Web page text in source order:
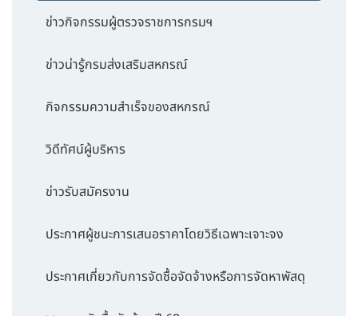
ข่าวกิจกรรมผู้ตรวจราชการกรมฯ
ข่าวน่ารู้กรมส่งเสริมสหกรณ์
กิจกรรมความสำเร็จของสหกรณ์
วิดีทัศน์ผู้บริหาร
ข่าวรับสมัครงาน
ประกาศผู้ชนะการเสนอราคาโดยวิธีเฉพาะเจาะจง
ประกาศเกี่ยวกับการจัดซื้อจัดจ้างหรือการจัดหาพัสดุ